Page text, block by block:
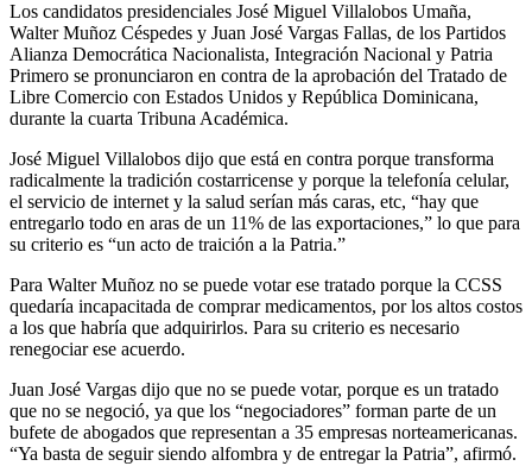
Los candidatos presidenciales José Miguel Villalobos Umaña,
Walter Muñoz Céspedes y Juan José Vargas Fallas, de los Partidos
Alianza Democrática Nacionalista, Integración Nacional y Patria
Primero se pronunciaron en contra de la aprobación del Tratado de
Libre Comercio con Estados Unidos y República Dominicana,
durante la cuarta Tribuna Académica.
José Miguel Villalobos dijo que está en contra porque transforma
radicalmente la tradición costarricense y porque la telefonía celular,
el servicio de internet y la salud serían más caras, etc, “hay que
entregarlo todo en aras de un 11% de las exportaciones,” lo que para
su criterio es “un acto de traición a la Patria.”
Para Walter Muñoz no se puede votar ese tratado porque la CCSS
quedaría incapacitada de comprar medicamentos, por los altos costos
a los que habría que adquirirlos. Para su criterio es necesario
renegociar ese acuerdo.
Juan José Vargas dijo que no se puede votar, porque es un tratado
que no se negoció, ya que los “negociadores” forman parte de un
bufete de abogados que representan a 35 empresas norteamericanas.
“Ya basta de seguir siendo alfombra y de entregar la Patria”, afirmó.